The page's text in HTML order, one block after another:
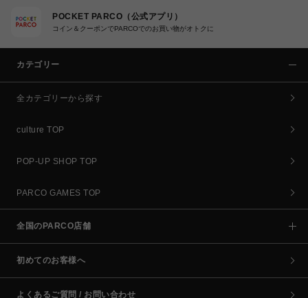
POCKET PARCO（公式アプリ）
コイン＆クーポンでPARCOでのお買い物がオトクに
カテゴリー
全カテゴリーから探す
culture TOP
POP-UP SHOP TOP
PARCO GAMES TOP
全国のPARCO店舗
初めてのお客様へ
よくあるご質問 / お問い合わせ